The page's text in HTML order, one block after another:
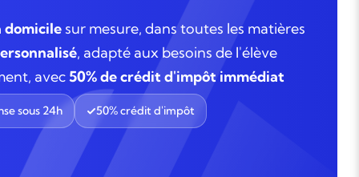
domicile sur mesure, dans toutes les matières
, adapté aux besoins de l'élève
avec50% de crédit d'impôt immédiat
sous 24h 50% crédit d'impôt